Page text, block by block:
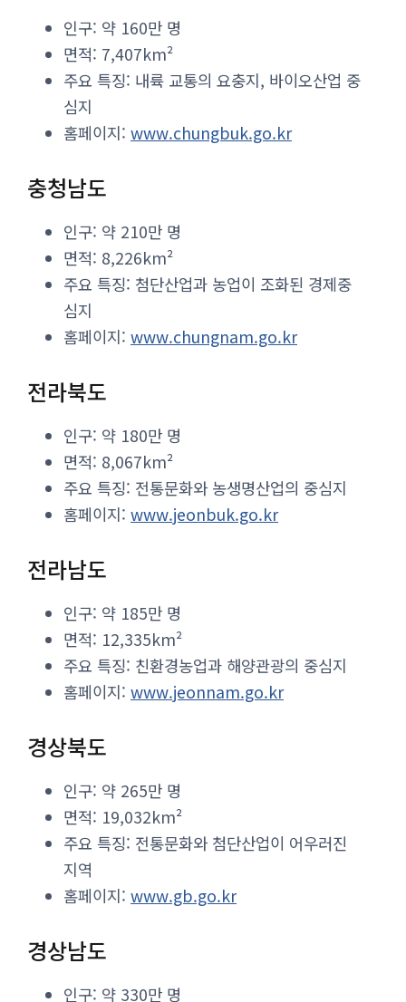
인구: 약 160만 명
면적: 7,407km²
주요 특징: 내륙 교통의 요충지, 바이오산업 중
심지
홈페이지: www.chungbuk.go.kr
충청남도
인구: 약 210만 명
면적: 8,226km²
주요 특징: 첨단산업과 농업이 조화된 경제중
심지
홈페이지: www.chungnam.go.kr
전라북도
인구: 약 180만 명
면적: 8,067km²
주요 특징: 전통문화와 농생명산업의 중심지
홈페이지: www.jeonbuk.go.kr
전라남도
인구: 약 185만 명
면적: 12,335km²
주요 특징: 친환경농업과 해양관광의 중심지
홈페이지: www.jeonnam.go.kr
경상북도
인구: 약 265만 명
면적: 19,032km²
주요 특징: 전통문화와 첨단산업이 어우러진
지역
홈페이지: www.gb.go.kr
경상남도
인구: 약 330만 명